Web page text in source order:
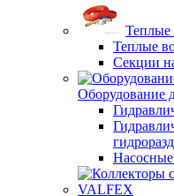
Теплые
Секции
Оборудование
Насосные